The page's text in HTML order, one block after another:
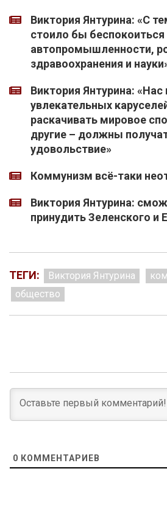
Виктория Янтурина: «С
стоило бы
автопромышленности,
здравоохранения и
Виктория Янтурина:
увлекательных
раскачивать мировое
другие – должны
удовольствие»
Коммунизм всё-таки
Виктория Янтурина:
принудить Зеленского и
ТЕГИ: Виктория Янтурина
общество
0 КОММЕНТАРИЕВ